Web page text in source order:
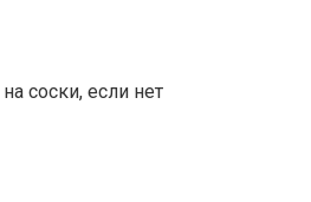
соски, если нет